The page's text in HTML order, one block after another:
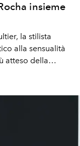
insieme
la stilista
alla sensualità
atteso della